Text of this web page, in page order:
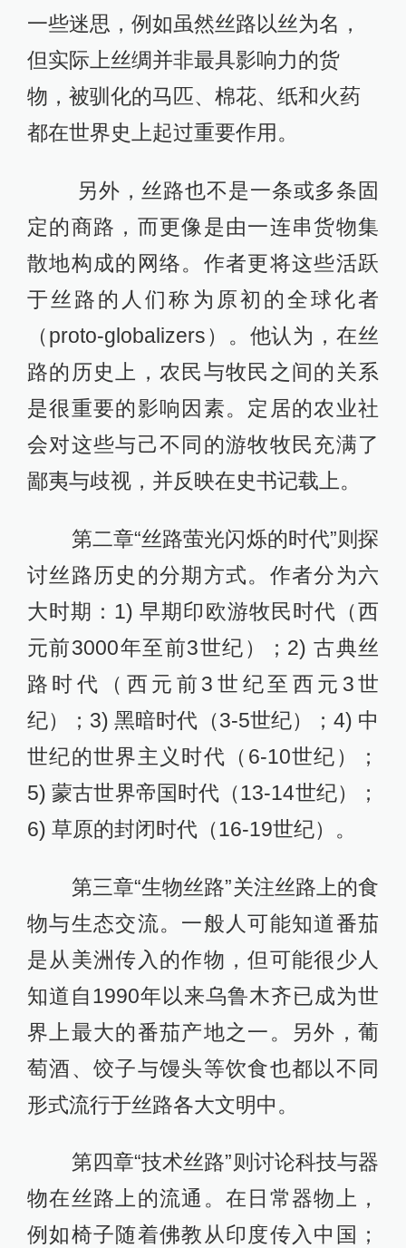
一些迷思，例如虽然丝路以丝为名，
但实际上丝绸并非最具影响力的货
物，被驯化的马匹、棉花、纸和火药
都在世界史上起过重要作用。
另外，丝路也不是一条或多条固
定的商路，而更像是由一连串货物集
散地构成的网络。作者更将这些活跃
于丝路的人们称为原初的全球化者
（proto-globalizers）。他认为，在丝
路的历史上，农民与牧民之间的关系
是很重要的影响因素。定居的农业社
会对这些与己不同的游牧牧民充满了
鄙夷与歧视，并反映在史书记载上。
第二章“丝路萤光闪烁的时代”则探
讨丝路历史的分期方式。作者分为六
大时期：1) 早期印欧游牧民时代（西
元前3000年至前3世纪）；2) 古典丝
路时代（西元前3世纪至西元3世
纪）；3) 黑暗时代（3-5世纪）；4) 中
世纪的世界主义时代（6-10世纪）；
5) 蒙古世界帝国时代（13-14世纪）；
6) 草原的封闭时代（16-19世纪）。
第三章“生物丝路”关注丝路上的食
物与生态交流。一般人可能知道番茄
是从美洲传入的作物，但可能很少人
知道自1990年以来乌鲁木齐已成为世
界上最大的番茄产地之一。另外，葡
萄酒、饺子与馒头等饮食也都以不同
形式流行于丝路各大文明中。
第四章“技术丝路”则讨论科技与器
物在丝路上的流通。在日常器物上，
例如椅子随着佛教从印度传入中国；